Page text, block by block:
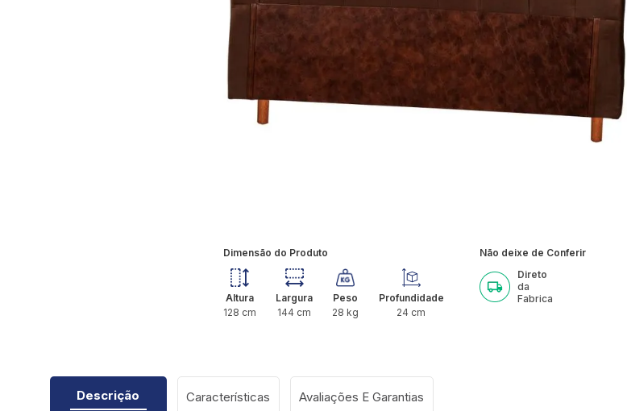
Dimensão do Produto
Altura
128 cm
Largura
144 cm
Peso
28 kg
Profundidade
24 cm
Não deixe de Conferir
Direto
da
Fabrica
Descrição Características